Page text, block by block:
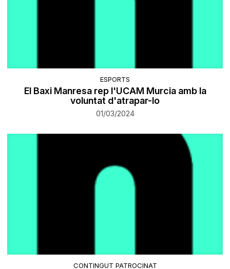
ESPORTS
El Baxi Manresa rep l'UCAM Murcia amb la
voluntat d'atrapar-lo
01/03/2024
CONTINGUT PATROCINAT